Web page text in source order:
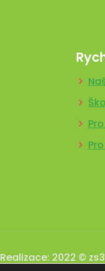
Realizace: 2022 ©